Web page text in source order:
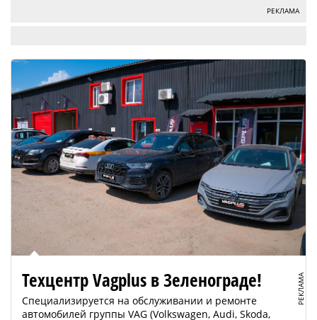
РЕКЛАМА
РЕКЛАМА
Техцентр Vagplus в Зеленограде!
Специализируется на обслуживании и ремонте
автомобилей группы VAG (Volkswagen, Audi, Skoda,